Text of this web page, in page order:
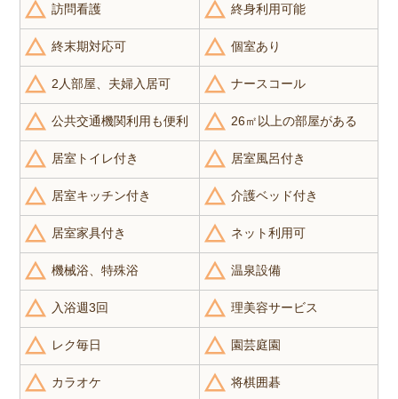
訪問看護 終身利用可能
終末期対応可 個室あり
2人部屋、夫婦入居可 ナースコール
公共交通機関利用も便利 26㎡以上の部屋がある
居室トイレ付き 居室風呂付き
居室キッチン付き 介護ベッド付き
居室家具付き ネット利用可
機械浴、特殊浴 温泉設備
入浴週3回 理美容サービス
レク毎日 園芸庭園
カラオケ 将棋囲碁